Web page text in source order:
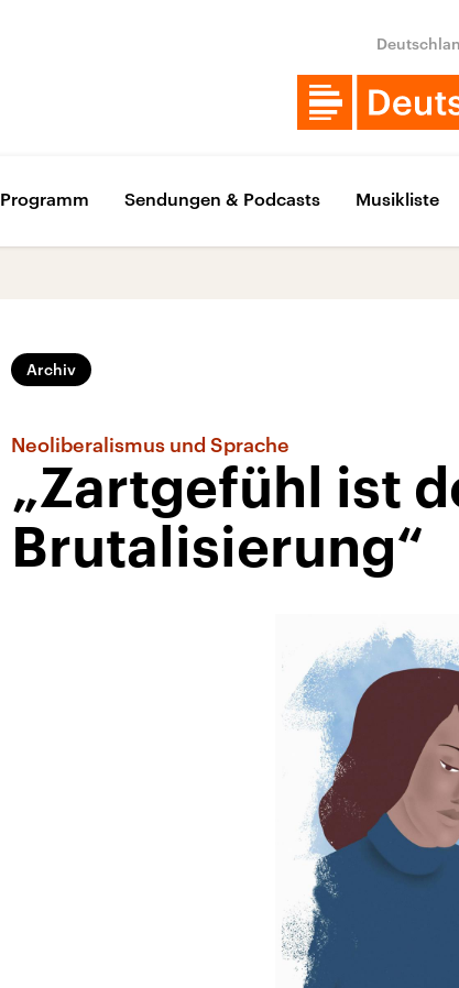
Programm Sendungen & Podcasts Musikliste
Archiv
Neoliberalismus und Sprache
„Zartgefühl ist
Brutalisierung“